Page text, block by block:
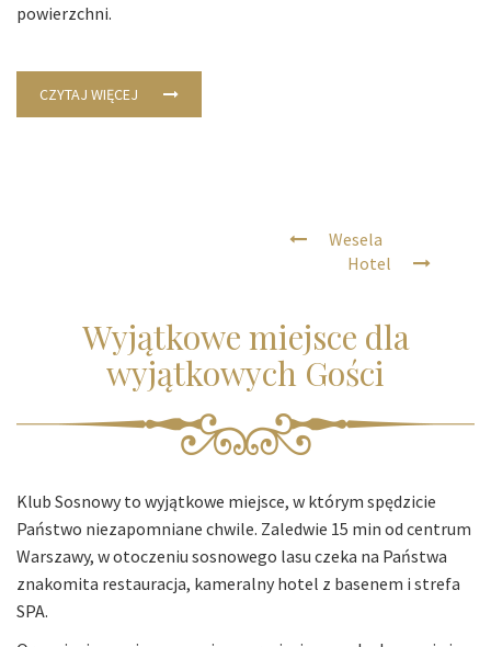
powierzchni.
CZYTAJ WIĘCEJ
Wesela
Hotel
Wyjątkowe miejsce dla
wyjątkowych Gości
Klub Sosnowy to wyjątkowe miejsce, w którym spędzicie
Państwo niezapomniane chwile. Zaledwie 15 min od centrum
Warszawy, w otoczeniu sosnowego lasu czeka na Państwa
znakomita restauracja, kameralny hotel z basenem i strefa
SPA.